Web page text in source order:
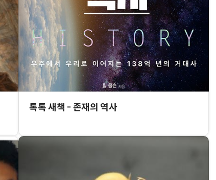
톡톡 새책 - 존재의 역사